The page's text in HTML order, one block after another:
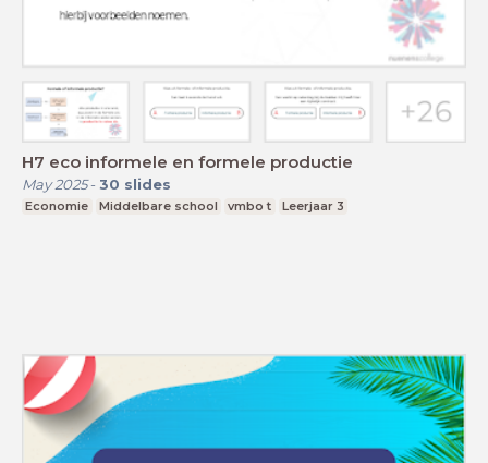
H7 eco informele en formele productie
May 2025- 30 slides
Economie Middelbare school vmbo t Leerjaar 3